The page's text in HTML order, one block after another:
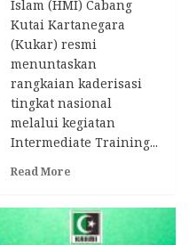
Islam (HMI) Cabang
Kutai Kartanegara
(Kukar) resmi
menuntaskan
rangkaian kaderisasi
tingkat nasional
melalui kegiatan
Intermediate Training...
Read MoreRead
LK
II